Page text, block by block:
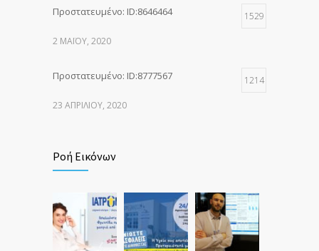
Πρoστατευμένο: ID:8646464 1529
2 ΜΑΪ́ΟΥ, 2020
Πρoστατευμένο: ID:8777567 1214
23 ΑΠΡΙΛΊΟΥ, 2020
Ροή Εικόνων